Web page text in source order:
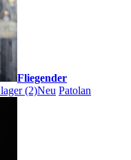
Fliegender
(2)Neu Patolan